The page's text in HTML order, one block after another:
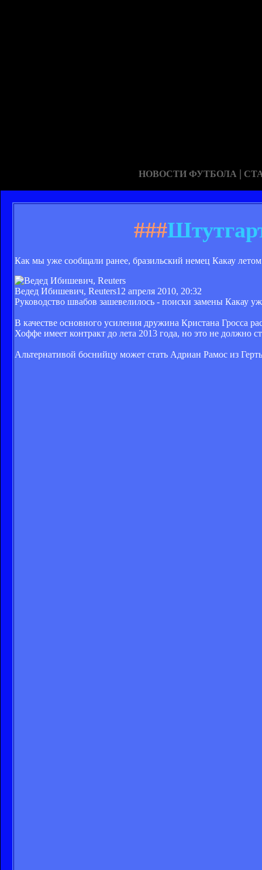
НОВОСТИ ФУТБОЛА |
###
Как мы уже сообщали ранее, бразильский немец Какау
Ведед Ибишевич, Reuters12 апреля 2010, 20:32
Руководство швабов зашевелилось - поиски замены Какау
В качестве основного усиления дружина Кристана Гросса
Хоффе имеет контракт до лета 2013 года, но это не должно
Альтернативой боснийцу может стать Адриан Рамос из